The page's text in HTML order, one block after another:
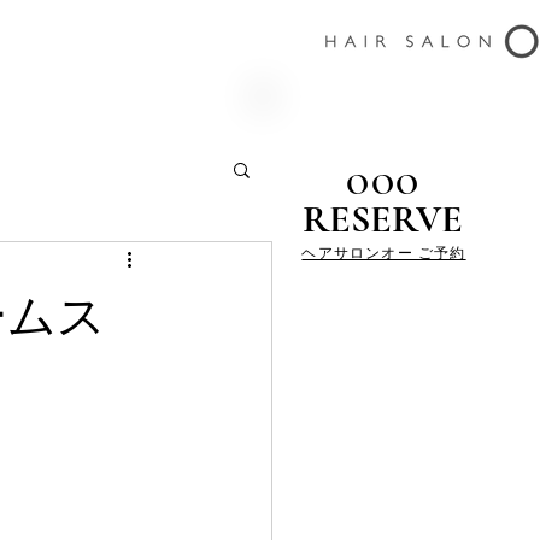
OOO
RESERVE
ヘアサロンオー ご予約
ス